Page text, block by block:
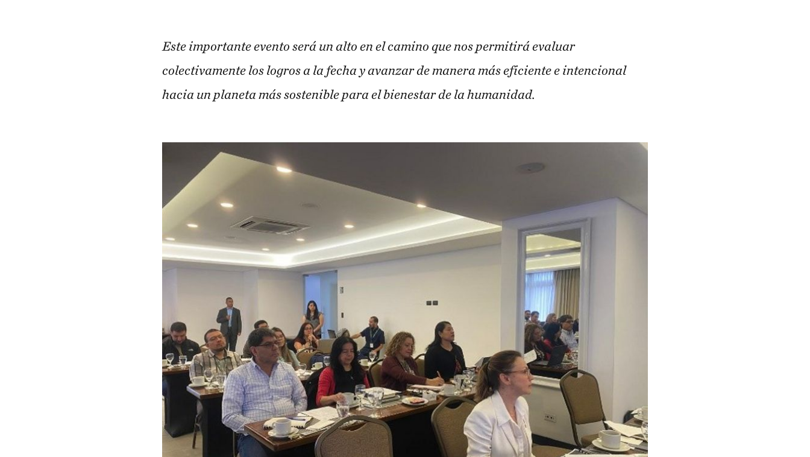
Este importante evento será un alto en el camino que nos permitirá evaluar
colectivamente los logros a la fecha y avanzar de manera más eficiente e intencional
hacia un planeta más sostenible para el bienestar de la humanidad.